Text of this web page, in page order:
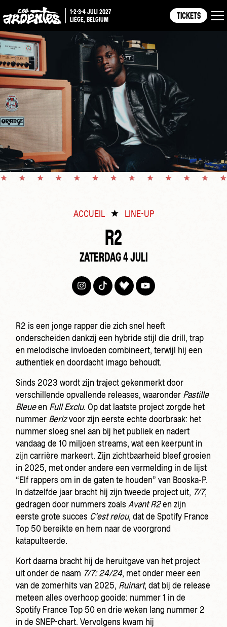
1-2-3-4 JULI 2027
LIÈGE, BELGIUM
TICKETS
ACCUEIL LINE-UP
R2
ZATERDAG 4 JULI
R2 is een jonge rapper die zich snel heeft
onderscheiden dankzij een hybride stijl die drill, trap
en melodische invloeden combineert, terwijl hij een
authentiek en doordacht imago behoudt.
Sinds 2023 wordt zijn traject gekenmerkt door
verschillende opvallende releases, waaronder Pastille
Bleueen Full Exclu. Op dat laatste project zorgde het
nummer Berizvoor zijn eerste echte doorbraak: het
nummer sloeg snel aan bij het publiek en nadert
vandaag de 10 miljoen streams, wat een keerpunt in
zijn carrière markeert. Zijn zichtbaarheid bleef groeien
in 2025, met onder andere een vermelding in de lijst
“Elf rappers om in de gaten te houden” van Booska-P.
In datzelfde jaar bracht hij zijn tweede project uit, 7/7,
gedragen door nummers zoalsAvant R2en zijn
eerste grote succes C’est relou, dat de Spotify France
Top 50 bereikte en hem naar de voorgrond
katapulteerde.
Kort daarna bracht hij de heruitgave van het project
uit onder de naam 7/7: 24/24, met onder meer een
van de zomerhits van 2025, Ruinart, dat bij de release
meteen alles overhoop gooide: nummer 1 in de
Spotify France Top 50 en drie weken lang nummer 2
in de SNEP-chart. Vervolgens kwam hij